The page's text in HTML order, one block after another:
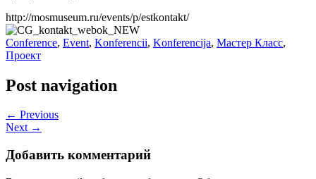
http://mosmuseum.ru/events/p/estkontakt/
Conference, Event, Konferencii, Konferencija, Мастер Класс,
Проект
Post navigation
← Previous
Next →
Добавить комментарий